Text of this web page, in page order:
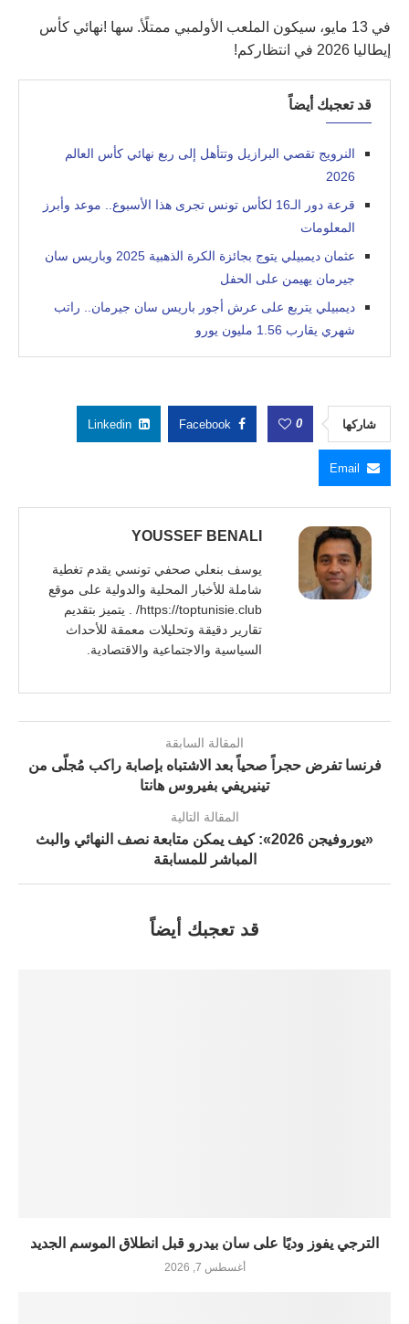
في 13 مايو، سيكون الملعب الأولمبي ممتلًأ. سها !نهائي كأس
إيطاليا 2026 في انتظاركم!
قد تعجبك أيضاً
النرويج تقصي البرازيل وتتأهل إلى ربع نهائي كأس العالم
2026
قرعة دور الـ16 لكأس تونس تجرى هذا الأسبوع.. موعد وأبرز
المعلومات
عثمان ديمبيلي يتوج بجائزة الكرة الذهبية 2025 وباريس سان
جيرمان يهيمن على الحفل
ديمبيلي يتربع على عرش أجور باريس سان جيرمان.. راتب
شهري يقارب 1.56 مليون يورو
شاركها 0
Facebook
Linkedin
Email
YOUSSEF BENALI
يوسف بنعلي صحفي تونسي يقدم تغطية
شاملة للأخبار المحلية والدولية على موقع
https://toptunisie.club/ . يتميز بتقديم
تقارير دقيقة وتحليلات معمقة للأحداث
السياسية والاجتماعية والاقتصادية.
المقالة السابقة
فرنسا تفرض حجراً صحياً بعد الاشتباه بإصابة راكب مُجلّى من
تينيريفي بفيروس هانتا
المقالة التالية
«يوروفيجن 2026»: كيف يمكن متابعة نصف النهائي والبث
المباشر للمسابقة
قد تعجبك أيضاً
الترجي يفوز وديًا على سان بيدرو قبل انطلاق الموسم الجديد
أغسطس 7, 2026